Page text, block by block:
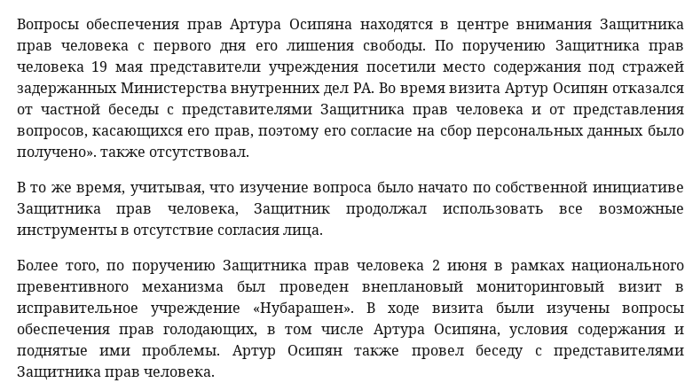
Вопросы обеспечения прав Артура Осипяна находятся в центре внимания Защитника
прав человека с первого дня его лишения свободы. По поручению Защитника прав
человека 19 мая представители учреждения посетили место содержания под стражей
задержанных Министерства внутренних дел РА. Во время визита Артур Осипян отказался
от частной беседы с представителями Защитника прав человека и от представления
вопросов, касающихся его прав, поэтому его согласие на сбор персональных данных было
получено». также отсутствовал.
В то же время, учитывая, что изучение вопроса было начато по собственной инициативе
Защитника прав человека, Защитник продолжал использовать все возможные
инструменты в отсутствие согласия лица.
Более того, по поручению Защитника прав человека 2 июня в рамках национального
превентивного механизма был проведен внеплановый мониторинговый визит в
исправительное учреждение «Нубарашен». В ходе визита были изучены вопросы
обеспечения прав голодающих, в том числе Артура Осипяна, условия содержания и
поднятые ими проблемы. Артур Осипян также провел беседу с представителями
Защитника прав человека.